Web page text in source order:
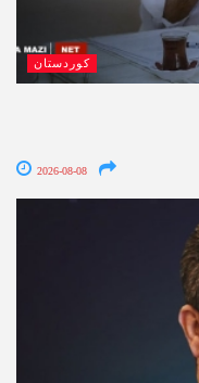
کوردستان
2026-08-08